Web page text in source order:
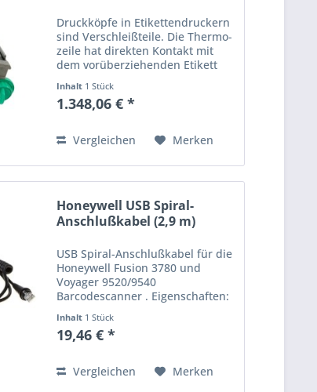
Druckköpfe in Etikettendruckern
sind Verschleißteile. Die Thermo­
zeile hat direkten Kontakt mit
dem vorüberziehenden Etikett
unterliegt so im Laufe der Zeit
einem stetigen Abrieb. Wird der
Inhalt 1 Stück
1.348,06 € *
Vergleichen Merken
Honeywell USB Spiral-
Anschlußkabel (2,9 m)
USB Spiral-Anschlußkabel für die
Honeywell Fusion 3780 und
Voyager 9520/9540
Barcodescanner . Eigenschaften:
(Host Power) Preise in Euro zzgl.
Mwst. Irrtum und Preisänderung
Inhalt 1 Stück
19,46 € *
Vergleichen Merken